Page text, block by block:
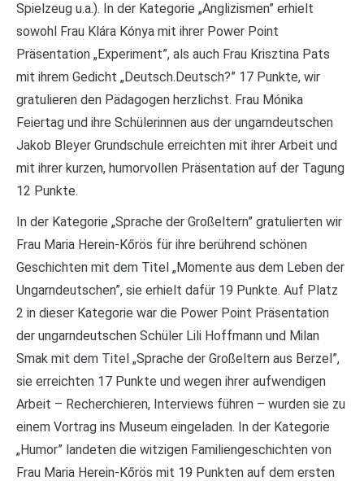
Spielzeug u.a.). In der Kategorie „Anglizismen” erhielt
sowohl Frau Klára Kónya mit ihrer Power Point
Präsentation „Experiment”, als auch Frau Krisztina Pats
mit ihrem Gedicht „Deutsch.Deutsch?” 17 Punkte, wir
gratulieren den Pädagogen herzlichst. Frau Mónika
Feiertag und ihre Schülerinnen aus der ungarndeutschen
Jakob Bleyer Grundschule erreichten mit ihrer Arbeit und
mit ihrer kurzen, humorvollen Präsentation auf der Tagung
12 Punkte.
In der Kategorie „Sprache der Großeltern” gratulierten wir
Frau Maria Herein-Kőrös für ihre berührend schönen
Geschichten mit dem Titel „Momente aus dem Leben der
Ungarndeutschen”, sie erhielt dafür 19 Punkte. Auf Platz
2 in dieser Kategorie war die Power Point Präsentation
der ungarndeutschen Schüler Lili Hoffmann und Milan
Smak mit dem Titel „Sprache der Großeltern aus Berzel”,
sie erreichten 17 Punkte und wegen ihrer aufwendigen
Arbeit – Recherchieren, Interviews führen – wurden sie zu
einem Vortrag ins Museum eingeladen. In der Kategorie
„Humor” landeten die witzigen Familiengeschichten von
Frau Maria Herein-Kőrös mit 19 Punkten auf dem ersten